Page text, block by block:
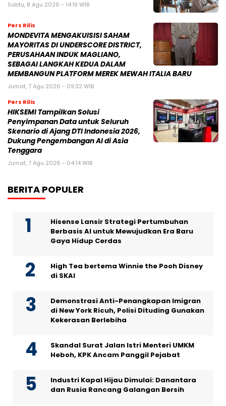
Sabtu, 8 Agu 2026 - 14:19 WIB
Pers Rilis
MONDEVITA MENGAKUISISI SAHAM
MAYORITAS DI UNDERSCORE DISTRICT,
PERUSAHAAN INDUK MAGLIANO,
SEBAGAI LANGKAH KEDUA DALAM
MEMBANGUN PLATFORM MEREK MEWAH ITALIA BARU
Jumat, 7 Agu 2026 - 09:32 WIB
Pers Rilis
HIKSEMI Tampilkan Solusi
Penyimpanan Data untuk Seluruh
Skenario di Ajang DTI Indonesia 2026,
Dukung Pengembangan AI di Asia
Tenggara
Jumat, 7 Agu 2026 - 04:14 WIB
BERITA POPULER
Hisense Lansir Strategi Pertumbuhan
Berbasis AI untuk Mewujudkan Era Baru
Gaya Hidup Cerdas
High Tea bertema Winnie the Pooh Disney
di SKAI
Demonstrasi Anti-Penangkapan Imigran
di New York Ricuh, Polisi Dituding Gunakan
Kekerasan Berlebiha
Skandal Surat Jalan Istri Menteri UMKM
Heboh, KPK Ancam Panggil Pejabat
Industri Kapal Hijau Dimulai: Danantara
dan Rusia Rancang Galangan Bersih